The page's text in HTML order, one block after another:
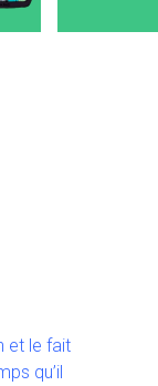
et le fait
qu’il